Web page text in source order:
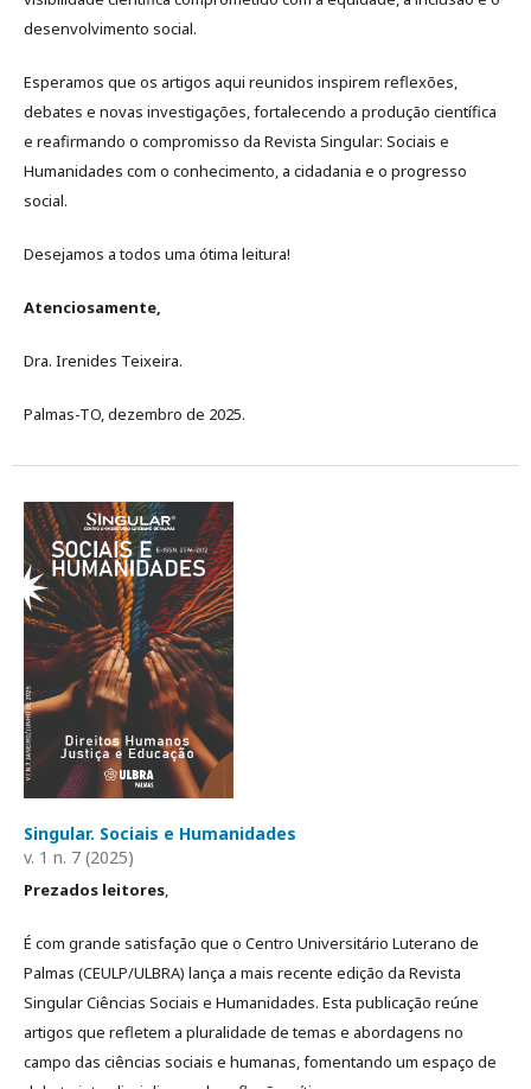
desenvolvimento social.
Esperamos que os artigos aqui reunidos inspirem reflexões,
debates e novas investigações, fortalecendo a produção científica
e reafirmando o compromisso da Revista Singular: Sociais e
Humanidades com o conhecimento, a cidadania e o progresso
social.
Desejamos a todos uma ótima leitura!
Atenciosamente,
Dra. Irenides Teixeira.
Palmas-TO, dezembro de 2025.
Singular. Sociais e Humanidades
v. 1 n. 7 (2025)
Prezados leitores,
É com grande satisfação que o Centro Universitário Luterano de
Palmas (CEULP/ULBRA) lança a mais recente edição da Revista
Singular Ciências Sociais e Humanidades. Esta publicação reúne
artigos que refletem a pluralidade de temas e abordagens no
campo das ciências sociais e humanas, fomentando um espaço de